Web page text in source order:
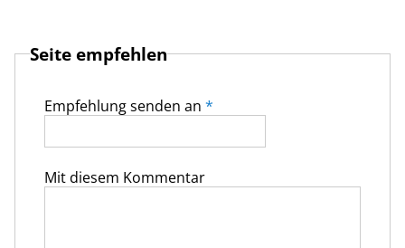
Seite empfehlen
Empfehlung senden an *
Mit diesem Kommentar